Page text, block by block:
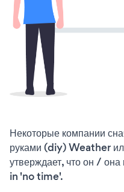
Некоторые компании
руками (diy) Weather
утверждает, что он /
in 'no time'.